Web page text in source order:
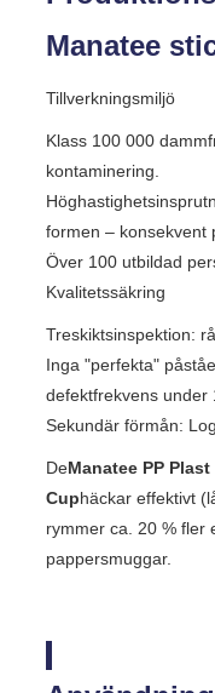
Manatee
Tillverkningsmiljö
Klass 100 000
kontaminering.
formen – konsekvent
Över 100 utbildad
Kvalitetssäkring
Treskiktsinspektion:
Inga "perfekta"
defektfrekvens under
Sekundär förmån:
DeManatee PP
Cuphäckar effektivt
rymmer ca. 20 % fler
pappersmuggar.